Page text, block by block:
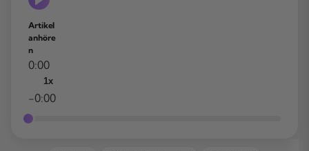
Artikel
anhöre
n
0:00
1x
-0:00